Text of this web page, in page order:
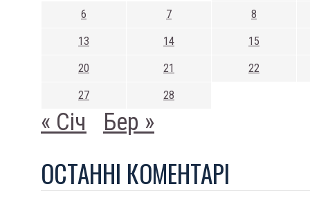
6 7 8
13 14 15
20 21 22
27 28
« Січ Бер »
ОСТАННI КОМЕНТАРI